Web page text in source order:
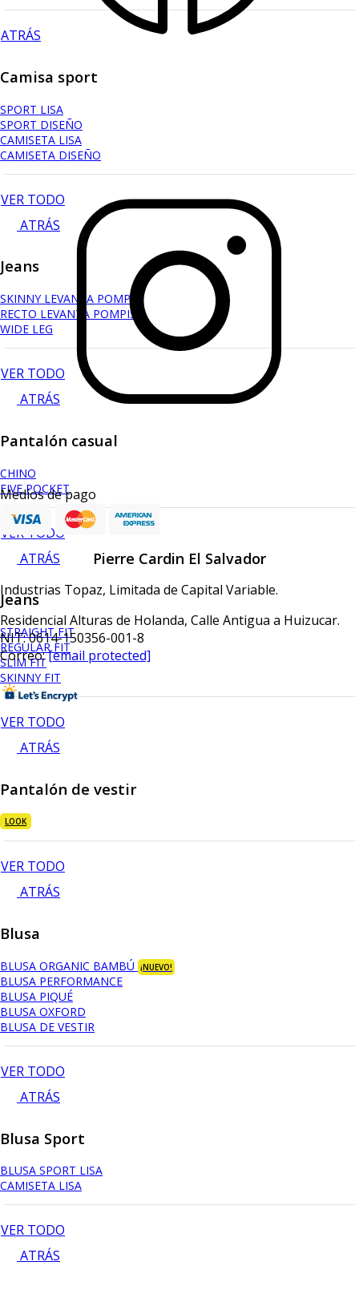
ATRÁS
Camisa sport
SPORT LISA
SPORT DISEÑO
CAMISETA LISA
CAMISETA DISEÑO
VER TODO
ATRÁS
Jeans
SKINNY LEVANTA POMPIS
RECTO LEVANTA POMPIS
WIDE LEG
VER TODO
ATRÁS
Pantalón casual
CHINO
FIVE POCKET
VER TODO
ATRÁS
Jeans
STRAIGHT FIT
REGULAR FIT
SLIM FIT
SKINNY FIT
VER TODO
ATRÁS
Pantalón de vestir
LOOK
VER TODO
ATRÁS
Blusa
BLUSA ORGANIC BAMBÚ ¡NUEVO!
BLUSA PERFORMANCE
BLUSA PIQUÉ
BLUSA OXFORD
BLUSA DE VESTIR
VER TODO
ATRÁS
Blusa Sport
BLUSA SPORT LISA
CAMISETA LISA
VER TODO
ATRÁS
Medios de pago
Pierre Cardin El Salvador
Industrias Topaz, Limitada de Capital Variable.
Residencial Alturas de Holanda, Calle Antigua a Huizucar.
NIT: 0614-150356-001-8
Correo:[email protected]